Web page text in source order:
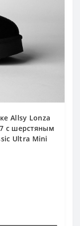
Allsy Lonza
с шерстяным
Ultra Mini